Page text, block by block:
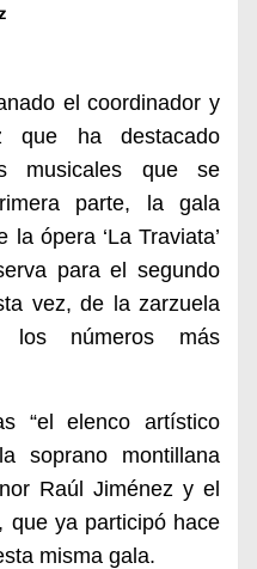
el coordinador y
que ha destacado
musicales que se
parte, la gala
ópera ‘La Traviata’
para el segundo
vez, de la zarzuela
los números más
“el elenco artístico
soprano montillana
Raúl Jiménez y el
que ya participó hace
misma gala.